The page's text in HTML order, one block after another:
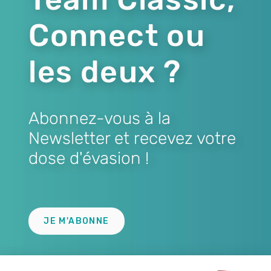
Connect ou
les deux ?
Abonnez-vous à la
Newsletter et recevez votre
dose d'évasion !
JE M'ABONNE